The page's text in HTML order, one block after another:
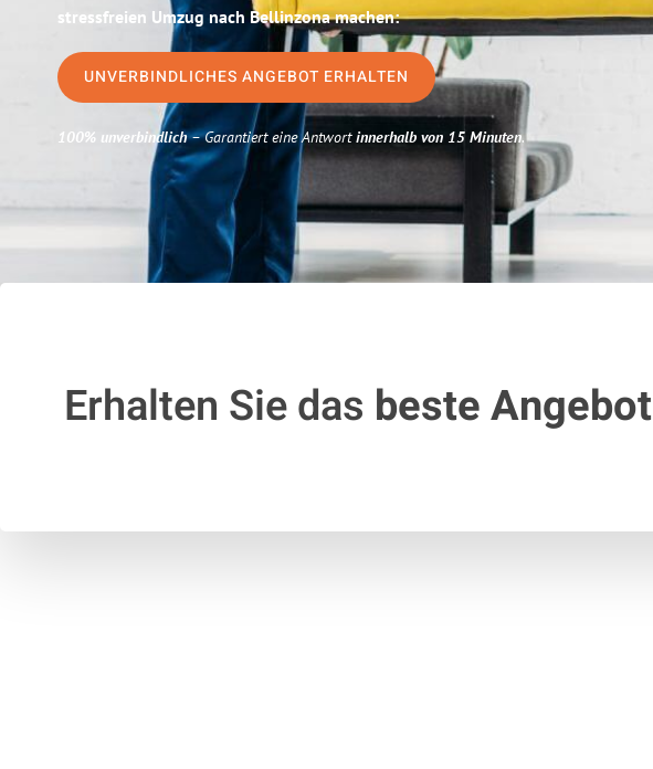
stressfreien Umzug nach Bellinzona machen:
UNVERBINDLICHES ANGEBOT ERHALTEN
100% unverbindlich– Garantiert eine Antwortinnerhalb von 15 Minuten.
Erhalten Sie das beste Angebot